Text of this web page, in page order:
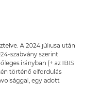
A 2024 júliusa után
szabvány szerint
irányban (+ az IBIS
történő elfordulás
egy adott